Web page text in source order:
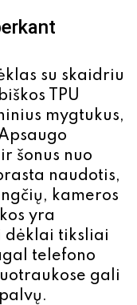
su skaidriu
TPU
mygtukus,
šonus nuo
naudotis,
kameros
yra
dėklai tiksliai
telefono
gali